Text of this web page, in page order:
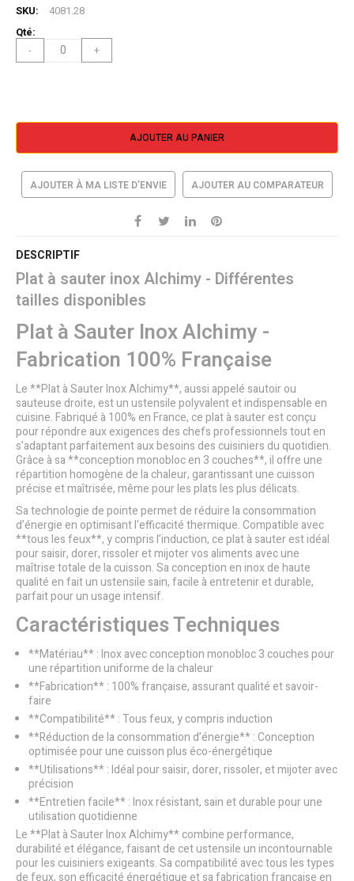
4081.28
- +
AJOUTER AU PANIER
AJOUTER À MA LISTE D’ENVIE AJOUTER AU COMPARATEUR
DESCRIPTIF
Plat à sauter inox Alchimy - Différentes
tailles disponibles
Plat à Sauter Inox Alchimy -
Fabrication 100% Française
Le **Plat à Sauter Inox Alchimy**, aussi appelé sautoir ou
sauteuse droite, est un ustensile polyvalent et indispensable en
cuisine. Fabriqué à 100% en France, ce plat à sauter est conçu
pour répondre aux exigences des chefs professionnels tout en
s’adaptant parfaitement aux besoins des cuisiniers du quotidien.
Grâce à sa **conception monobloc en 3 couches**, il offre une
répartition homogène de la chaleur, garantissant une cuisson
précise et maîtrisée, même pour les plats les plus délicats.
Sa technologie de pointe permet de réduire la consommation
d’énergie en optimisant l'efficacité thermique. Compatible avec
**tous les feux**, y compris l’induction, ce plat à sauter est idéal
pour saisir, dorer, rissoler et mijoter vos aliments avec une
maîtrise totale de la cuisson. Sa conception en inox de haute
qualité en fait un ustensile sain, facile à entretenir et durable,
parfait pour un usage intensif.
Caractéristiques Techniques
**Matériau** : Inox avec conception monobloc 3 couches pour
une répartition uniforme de la chaleur
**Fabrication** : 100% française, assurant qualité et savoir-
faire
**Compatibilité** : Tous feux, y compris induction
**Réduction de la consommation d’énergie** : Conception
optimisée pour une cuisson plus éco-énergétique
**Utilisations** : Idéal pour saisir, dorer, rissoler, et mijoter avec
précision
**Entretien facile** : Inox résistant, sain et durable pour une
utilisation quotidienne
Le **Plat à Sauter Inox Alchimy** combine performance,
durabilité et élégance, faisant de cet ustensile un incontournable
pour les cuisiniers exigeants. Sa compatibilité avec tous les types
de feux, son efficacité énergétique et sa fabrication française en